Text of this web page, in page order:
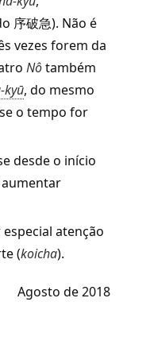
序破急). Não é
vezes forem da
Nôtambém
kyū, do mesmo
o tempo for
desde o início
atenção
(koicha).
Agosto de 2018